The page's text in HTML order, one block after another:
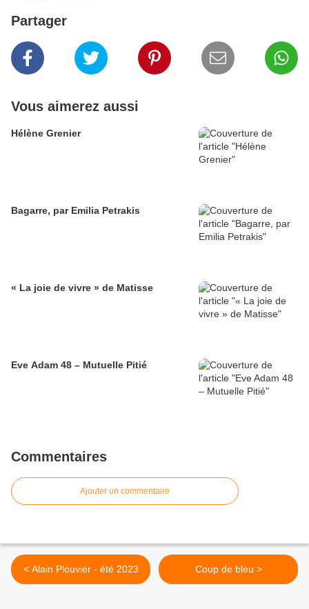
Partager
Vous aimerez aussi
Hélène Grenier
Bagarre, par Emilia Petrakis
« La joie de vivre » de Matisse
Eve Adam 48 – Mutuelle Pitié
Commentaires
Ajouter un commentaire
< Alain Plouvier - été 2023 Coup de bleu >